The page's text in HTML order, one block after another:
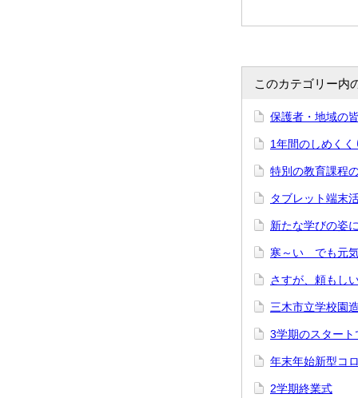
このカテゴリー内
保護者・地域の
1年間のしめくく
特別の教育課程
タブレット端末
新たな学びの姿
寒～い でも元
さすが、頼もし
三木市立学校園
3学期のスタート
年末年始新型コ
2学期終業式